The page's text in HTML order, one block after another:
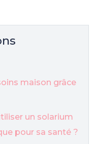
maison grâce
un solarium
pour sa santé ?